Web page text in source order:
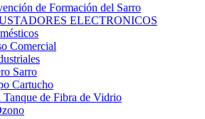
de Formación del Sarro
ELECTRONICOS
Comercial
Sarro
Cartucho
de Fibra de Vidrio